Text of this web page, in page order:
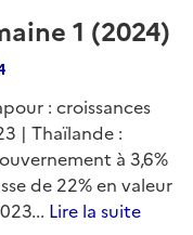
1 (2024)
: croissances
| Thaïlande :
à 3,6%
de 22% en valeur
Lire la suite